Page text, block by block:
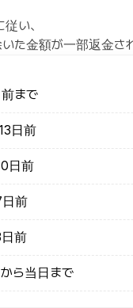
い、
た金額が一部返金さ
まで
日前
日前
前
前
ら当日まで